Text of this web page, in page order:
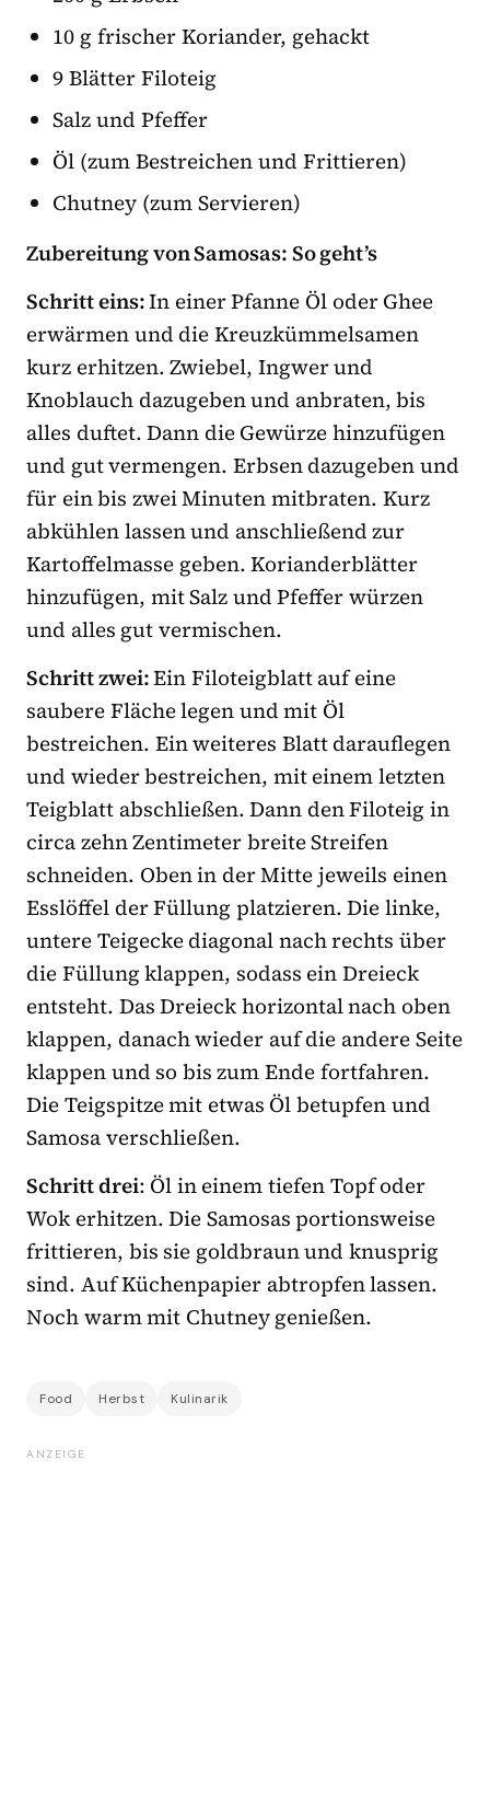
10 g frischer Koriander, gehackt
9 Blätter Filoteig
Salz und Pfeffer
Öl (zum Bestreichen und Frittieren)
Chutney (zum Servieren)
Zubereitung von Samosas: So geht’s
Schritt eins:In einer Pfanne Öl oder Ghee
erwärmen und die Kreuzkümmelsamen
kurz erhitzen. Zwiebel, Ingwer und
Knoblauch dazugeben und anbraten, bis
alles duftet. Dann die Gewürze hinzufügen
und gut vermengen. Erbsen dazugeben und
für ein bis zwei Minuten mitbraten. Kurz
abkühlen lassen und anschließend zur
Kartoffelmasse geben. Korianderblätter
hinzufügen, mit Salz und Pfeffer würzen
und alles gut vermischen.
Schritt zwei:Ein Filoteigblatt auf eine
saubere Fläche legen und mit Öl
bestreichen. Ein weiteres Blatt darauflegen
und wieder bestreichen, mit einem letzten
Teigblatt abschließen. Dann den Filoteig in
circa zehn Zentimeter breite Streifen
schneiden. Oben in der Mitte jeweils einen
Esslöffel der Füllung platzieren. Die linke,
untere Teigecke diagonal nach rechts über
die Füllung klappen, sodass ein Dreieck
entsteht. Das Dreieck horizontal nach oben
klappen, danach wieder auf die andere Seite
klappen und so bis zum Ende fortfahren.
Die Teigspitze mit etwas Öl betupfen und
Samosa verschließen.
Schritt drei: Öl in einem tiefen Topf oder
Wok erhitzen. Die Samosas portionsweise
frittieren, bis sie goldbraun und knusprig
sind. Auf Küchenpapier abtropfen lassen.
Noch warm mit Chutney genießen.
Food Herbst Kulinarik
ANZEIGE